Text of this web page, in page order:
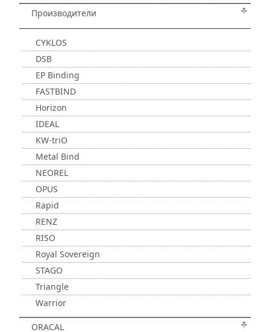
Производители
CYKLOS
DSB
EP Binding
FASTBIND
Horizon
IDEAL
KW-triO
Metal Bind
NEOREL
OPUS
Rapid
RENZ
RISO
Royal Sovereign
STAGO
Triangle
Warrior
ORACAL